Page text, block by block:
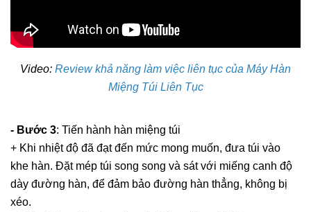
Video: Review khả năng làm việc liên tục của Máy Hàn
Miệng Túi Liên Tục
- Bước 3: Tiến hành hàn miệng túi
+ Khi nhiệt độ đã đạt đến mức mong muốn, đưa túi vào
khe hàn. Đặt mép túi song song và sát với miếng canh độ
dày đường hàn, để đảm bảo đường hàn thẳng, không bị
xéo.